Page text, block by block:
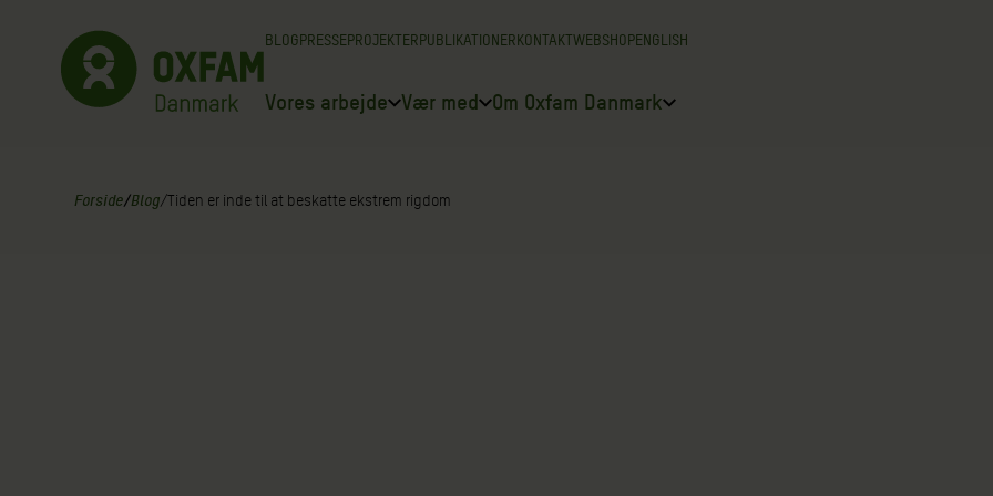
indhold
BLOGPRESSEPROJEKTERPUBLIKATIONERKONTAKTWEBSHOPENGLISH
Vores arbejde Vær med Om Oxfam Danmark
Forside/Blog/Tiden er inde til at beskatte ekstrem rigdom